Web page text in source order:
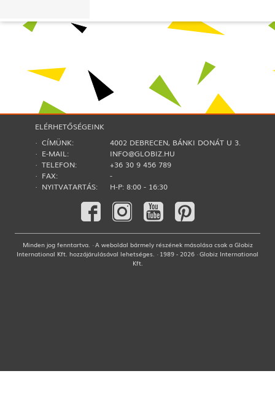
ELÉRHETŐSÉGEINK
· CÍMÜNK:
4002 DEBRECEN, BÁNKI DONÁT U 3.
· E-MAIL:
INFO@GLOBIZ.HU
· TELEFON:
+36 30 9 456 789
· FAX:
-
· NYITVATARTÁS:
H-P: 8:00 - 16:30
Minden jog fenntartva. · A weboldal bármely részének másolása csak a Globiz
International Kft. hozzájárulásával lehetséges. · 1989 - 2026 · Globiz International
Kft.